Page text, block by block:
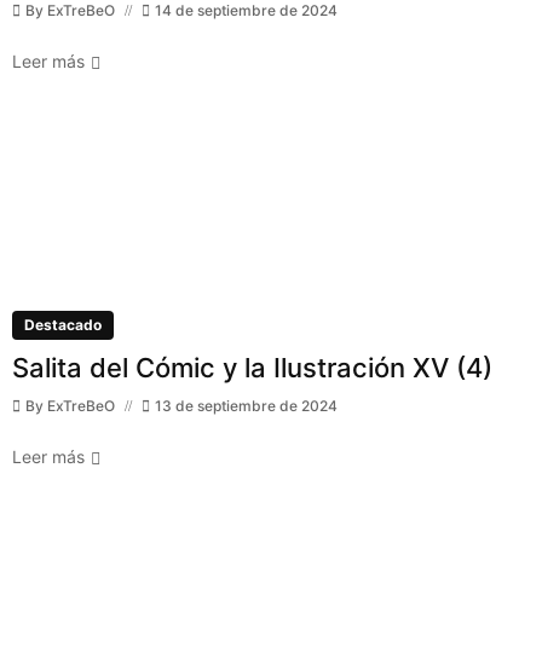
By ExTreBeO 14 de septiembre de 2024
Leer más
Destacado
Salita del Cómic y la Ilustración XV (4)
By ExTreBeO 13 de septiembre de 2024
Leer más